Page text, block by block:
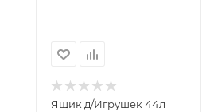
Ящик д/Игрушек 44л